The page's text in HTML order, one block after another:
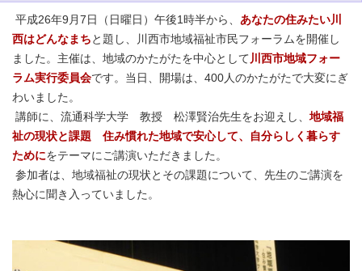
平成26年9月7日（日曜日）午後1時半から、 あなたの住みたい川
西はどんなまち と題し、川西市地域福祉市民フォーラムを開催し
ました。主催は、地域のかたがたを中心として 川西市地域フォー
ラム実行委員会です。当日、開場は、400人のかたがたで大変にぎ
わいました。
講師に、流通科学大学 教授 松澤賢治先生をお迎えし、 地域福
祉の現状と課題 住み慣れた地域で安心して、自分らしく暮らす
ためにをテーマにご講演いただきました。
参加者は、地域福祉の現状とその課題について、先生のご講演を
熱心に聞き入っていました。